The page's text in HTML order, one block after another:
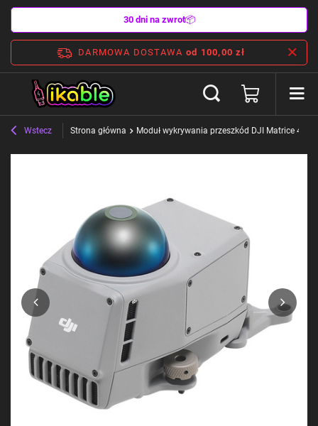
30 dni na zwrot📦
DARMOWA DOSTAWA od 100,00 zł
Wstecz Strona główna Moduł wykrywania przeszkód DJI Matrice 4